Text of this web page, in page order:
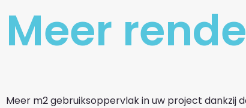
Meer
Meer m2 gebruiksoppervlak in uw project dankzij